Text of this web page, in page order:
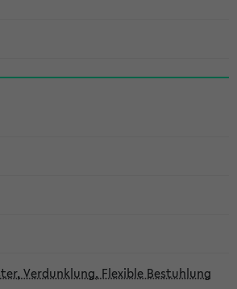
Verdunklung, Flexible Bestuhlung